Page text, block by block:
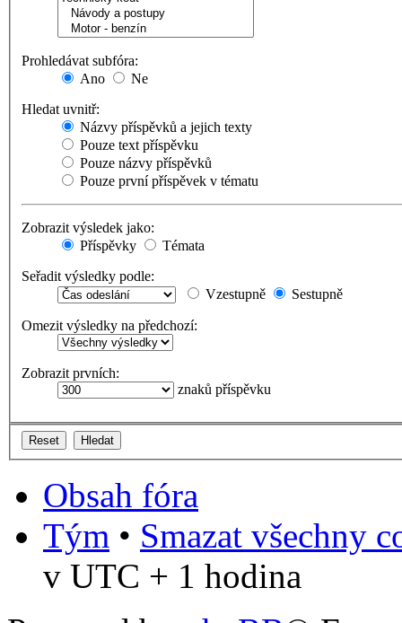
Prohledávat subfóra:
Ano
Ne
Hledat uvnitř:
Názvy příspěvků a jejich texty
Pouze text příspěvku
Pouze názvy příspěvků
Pouze první příspěvek v tématu
Zobrazit výsledek jako:
Příspěvky
Témata
Seřadit výsledky podle:
Vzestupně
Sestupně
Omezit výsledky na předchozí:
Zobrazit prvních:
znaků příspěvku
Obsah fóra
Tým • Smazat všechny
v UTC + 1 hodina